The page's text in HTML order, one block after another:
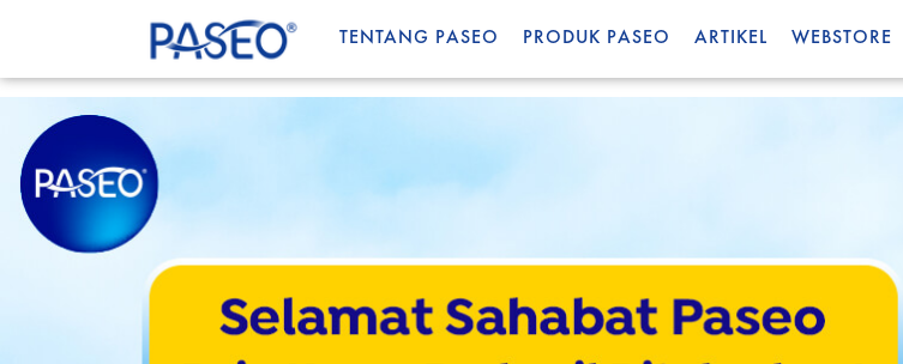
TENTANG PASEO PRODUK PASEO ARTIKEL WEBSTORE